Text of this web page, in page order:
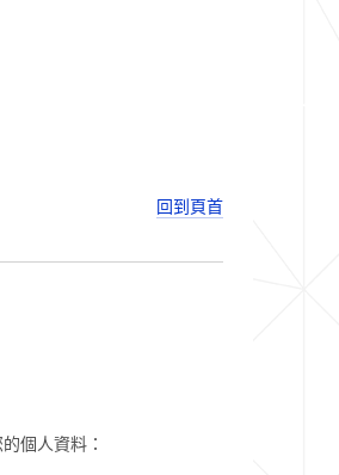
回到頁首
個人資料：